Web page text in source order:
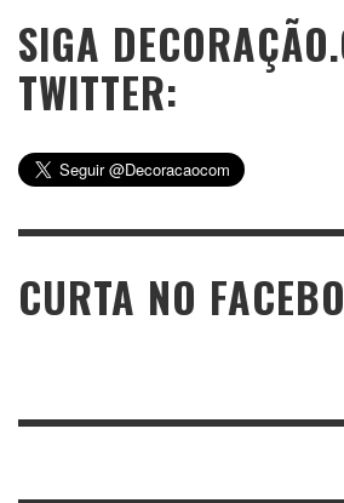
SIGA
TWITTER:
CURTA NO